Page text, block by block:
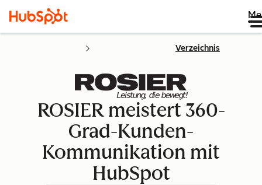
Verzeichnis
ROSIER meistert 360-
Grad-Kunden-
Kommunikation mit
HubSpot